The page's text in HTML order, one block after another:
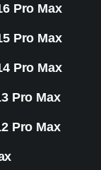
Pro Max
Pro Max
Pro Max
Pro Max
Pro Max